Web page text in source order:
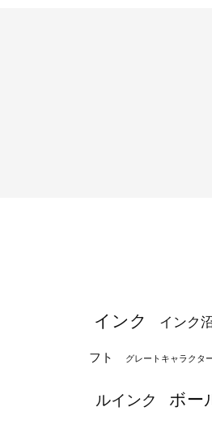
インク インク
フト グレートキャラクタ
ルインク ボー